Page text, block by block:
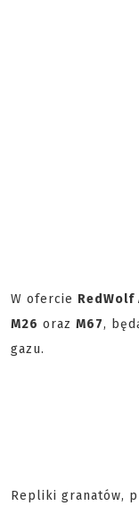
W ofercie
M26 oraz M67,
gazu.
Repliki granatów,